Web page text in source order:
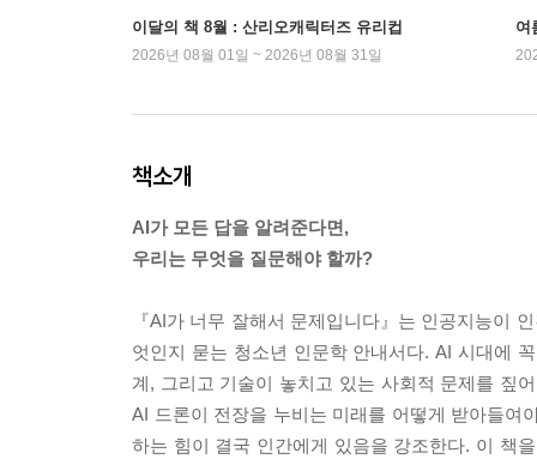
이달의 책 8월 : 산리오캐릭터즈 유리컵
2026년 08월 01일 ~ 2026년 08월 31일
여
책소개
AI가 모든 답을 알려준다면,
우리는 무엇을 질문해야 할까?
『AI가 너무 잘해서 문제입니다』는 인공지능이
엇인지 묻는 청소년 인문학 안내서다. AI 시대에
계, 그리고 기술이 놓치고 있는 사회적 문제를 짚
AI 드론이 전장을 누비는 미래를 어떻게 받아들여
하는 힘이 결국 인간에게 있음을 강조한다. 이 책